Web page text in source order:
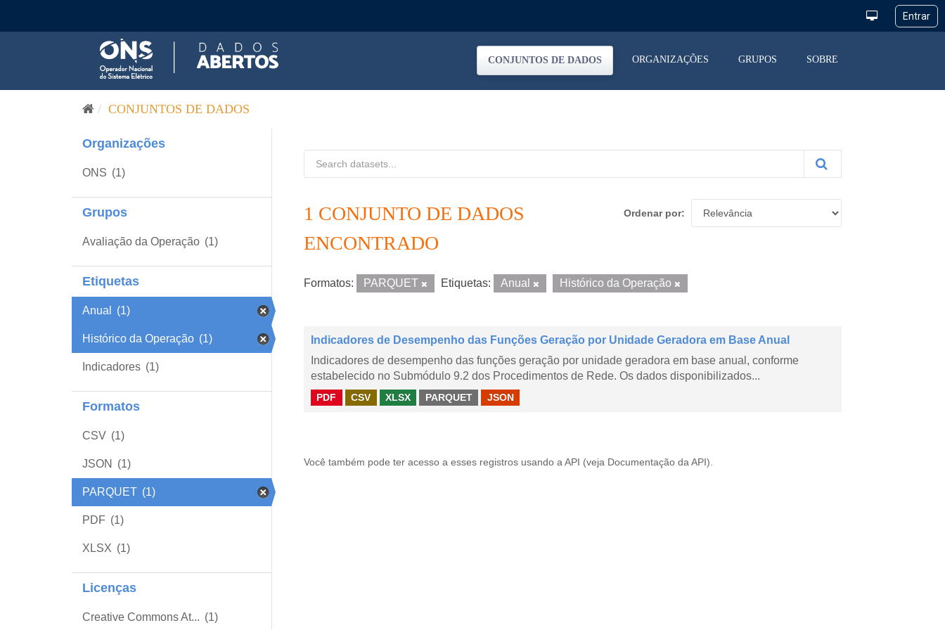
CONJUNTOS DE DADOS ORGANIZAÇÕES GRUPOS SOBRE
CONJUNTOS DE DADOS
Organizações
ONS (1)
Grupos
Avaliação da Operação (1)
Etiquetas
Anual (1)
Histórico da Operação (1)
Indicadores (1)
Formatos
CSV (1)
JSON (1)
PARQUET (1)
PDF (1)
XLSX (1)
Licenças
Creative Commons At... (1)
Ordenar por
1 CONJUNTO DE DADOS
ENCONTRADO
Formatos: PARQUET Etiquetas: Anual Histórico da Operação
Indicadores de Desempenho das Funções Geração por Unidade Geradora em Base Anual
Indicadores de desempenho das funções geração por unidade geradora em base anual, conforme
estabelecido no Submódulo 9.2 dos Procedimentos de Rede. Os dados disponibilizados...
PDF CSV XLSX PARQUET JSON
Você também pode ter acesso a esses registros usando a API (veja Documentação da API ).